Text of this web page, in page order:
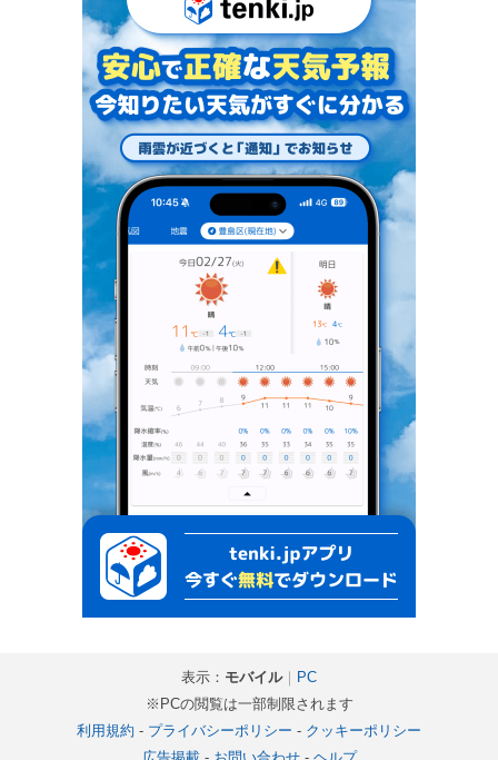
表示： モバイル｜ PC
※PCの閲覧は一部制限されます
利用規約 - プライバシーポリシー - クッキーポリシー